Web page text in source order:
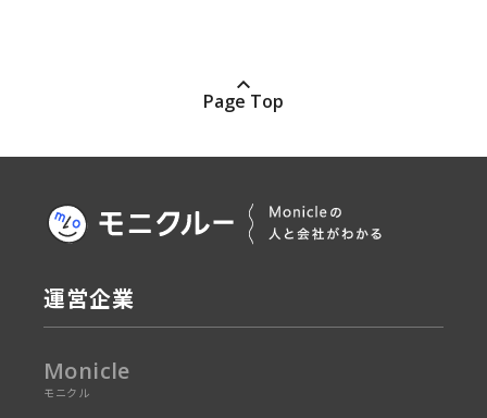
Page Top
運営企業
Monicle
モニクル